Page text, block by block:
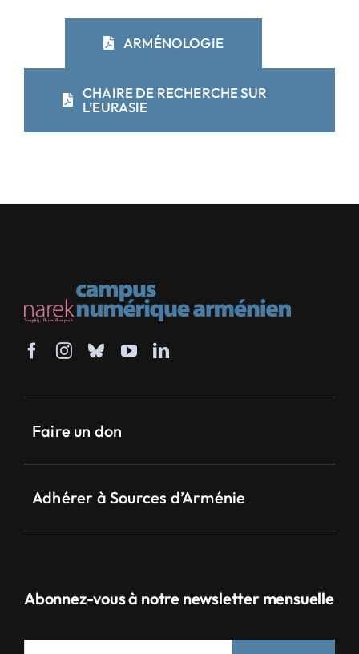
ARMÉNOLOGIE
CHAIRE DE RECHERCHE SUR
L’EURASIE
Faire un don
Adhérer à Sources d’Arménie
Abonnez-vous à notre newsletter mensuelle